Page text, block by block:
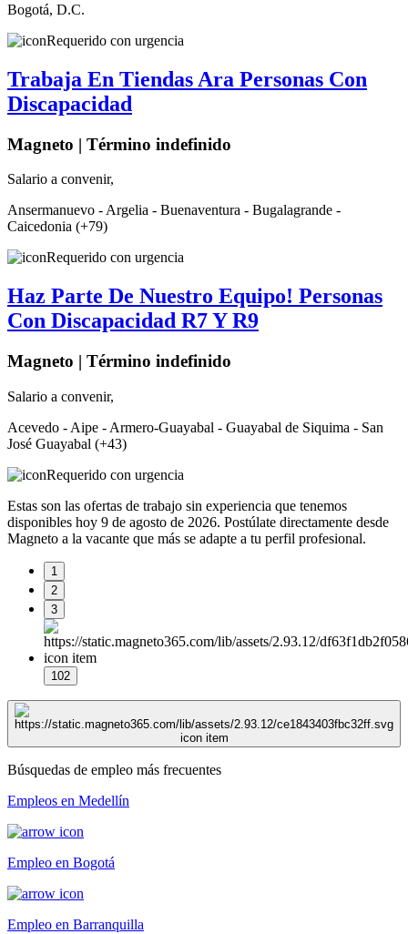
Bogotá, D.C.
Requerido con urgencia
Trabaja En Tiendas Ara Personas Con
Discapacidad
Magneto | Término indefinido
Salario a convenir,
Ansermanuevo - Argelia - Buenaventura - Bugalagrande -
Caicedonia (+79)
Requerido con urgencia
Haz Parte De Nuestro Equipo! Personas
Con Discapacidad R7 Y R9
Magneto | Término indefinido
Salario a convenir,
Acevedo - Aipe - Armero-Guayabal - Guayabal de Siquima - San
José Guayabal (+43)
Requerido con urgencia
Estas son las ofertas de trabajo sin experiencia que tenemos
disponibles hoy 9 de agosto de 2026. Postúlate directamente desde
Magneto a la vacante que más se adapte a tu perfil profesional.
1
2
3
102
Búsquedas de empleo más frecuentes
Empleos en Medellín
Empleo en Bogotá
Empleo en Barranquilla